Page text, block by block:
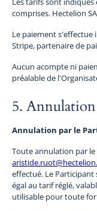
comprises. Hectelion
Le paiement s'effectue
Stripe, partenaire de
Aucun acompte ni
préalable de
5.
Annulation par le
Toute annulation par
effectué. Le
égal au tarif réglé,
utilisable pour toute